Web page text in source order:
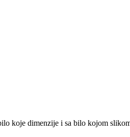
koje dimenzije i sa bilo kojom